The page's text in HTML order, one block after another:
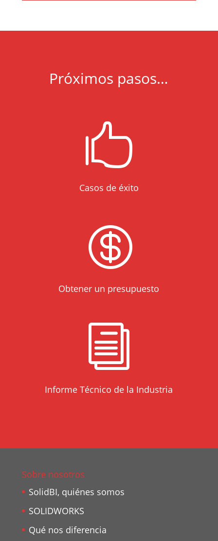
Próximos pasos…

Casos de éxito

Obtener un presupuesto
i
Informe Técnico de la Industria
Sobre nosotros
SolidBI, quiénes somos
SOLIDWORKS
Qué nos diferencia